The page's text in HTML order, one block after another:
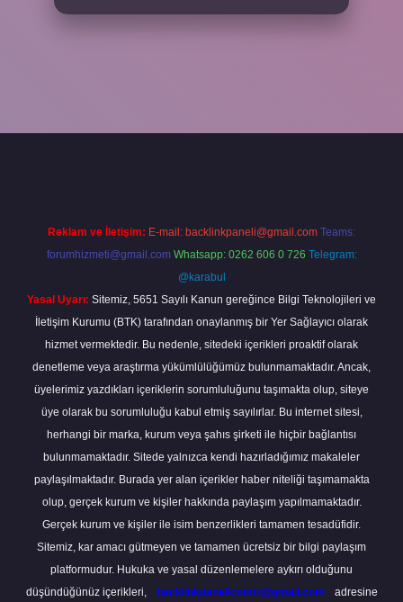
Reklam ve İletişim: E-mail: backlinkpaneli@gmail.com Teams:
forumhizmeti@gmail.com Whatsapp: 0262 606 0 726 Telegram:
@karabul
Yasal Uyarı: Sitemiz, 5651 Sayılı Kanun gereğince Bilgi Teknolojileri ve
İletişim Kurumu (BTK) tarafından onaylanmış bir Yer Sağlayıcı olarak
hizmet vermektedir. Bu nedenle, sitedeki içerikleri proaktif olarak
denetleme veya araştırma yükümlülüğümüz bulunmamaktadır. Ancak,
üyelerimiz yazdıkları içeriklerin sorumluluğunu taşımakta olup, siteye
üye olarak bu sorumluluğu kabul etmiş sayılırlar. Bu internet sitesi,
herhangi bir marka, kurum veya şahıs şirketi ile hiçbir bağlantısı
bulunmamaktadır. Sitede yalnızca kendi hazırladığımız makaleler
paylaşılmaktadır. Burada yer alan içerikler haber niteliği taşımamakta
olup, gerçek kurum ve kişiler hakkında paylaşım yapılmamaktadır.
Gerçek kurum ve kişiler ile isim benzerlikleri tamamen tesadüfidir.
Sitemiz, kar amacı gütmeyen ve tamamen ücretsiz bir bilgi paylaşım
platformudur. Hukuka ve yasal düzenlemelere aykırı olduğunu
düşündüğünüz içerikleri,
backlinkpanelicomtr@gmail.com adresine